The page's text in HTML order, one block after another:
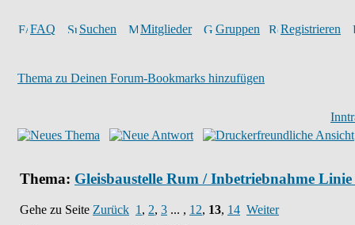
FAQ Suchen Mitglieder Gruppen Registrieren
Thema zu Deinen Forum-Bookmarks hinzufügen
Thema: Gleisbaustelle Rum / Inbetriebnahme
Gehe zu Seite Zurück 1 , 2, 3 ... , 12, 13, 14 Weiter